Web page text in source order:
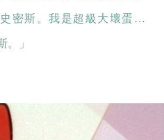
密斯。我是超級大壞蛋…
」